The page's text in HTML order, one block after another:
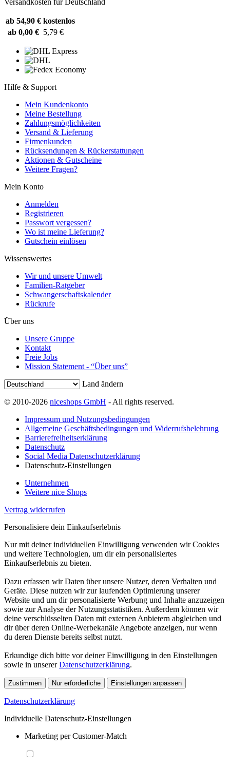
Versandkosten für Deutschland
ab 54,90 € kostenlos
ab 0,00 € 5,79 €
Hilfe & Support
Mein Kundenkonto
Meine Bestellung
Zahlungsmöglichkeiten
Versand & Lieferung
Firmenkunden
Rücksendungen & Rückerstattungen
Aktionen & Gutscheine
Weitere Fragen?
Mein Konto
Anmelden
Registrieren
Passwort vergessen?
Wo ist meine Lieferung?
Gutschein einlösen
Wissenswertes
Wir und unsere Umwelt
Familien-Ratgeber
Schwangerschaftskalender
Rückrufe
Über uns
Unsere Gruppe
Kontakt
Freie Jobs
Mission Statement - “Über uns”
Land ändern
© 2010-2026 niceshops GmbH - All rights reserved.
Impressum und Nutzungsbedingungen
Allgemeine Geschäftsbedingungen und Widerrufsbelehrung
Barrierefreiheitserklärung
Datenschutz
Social Media Datenschutzerklärung
Datenschutz-Einstellungen
Unternehmen
Weitere nice Shops
Vertrag widerrufen
Personalisiere dein Einkaufserlebnis
Nur mit deiner individuellen Einwilligung verwenden wir Cookies
und weitere Technologien, um dir ein personalisiertes
Einkaufserlebnis zu bieten.
Dazu erfassen wir Daten über unsere Nutzer, deren Verhalten und
Geräte. Diese nutzen wir zur laufenden Optimierung unserer
Website und um dir personalisierte Werbung und Inhalte anzuzeigen
sowie zur Analyse der Nutzungsstatistiken. Außerdem können wir
deine verschlüsselten Daten mit externen Anbietern abgleichen und
dir über deren Online-Werbekanäle Angebote anzeigen, nur wenn
du deren Dienste bereits selbst nutzt.
Erkundige dich bitte vor deiner Einwilligung in den Einstellungen
sowie in unsererDatenschutzerklärung.
Zustimmen Nur erforderliche Einstellungen anpassen
Datenschutzerklärung
Individuelle Datenschutz-Einstellungen
Marketing per Customer-Match